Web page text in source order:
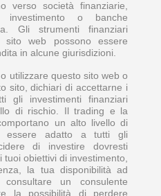
verso società finanziarie,
o banche
Gli strumenti finanziari
sito web possono essere
in alcune giurisdizioni.
utilizzare questo sito web o
sito, dichiari di accettarne i
gli investimenti finanziari
di rischio. Il trading e la
un alto livello di
essere adatto a tutti gli
di investire dovresti
obiettivi di investimento,
la tua disponibilità ad
un consulente
la possibilità di perdere